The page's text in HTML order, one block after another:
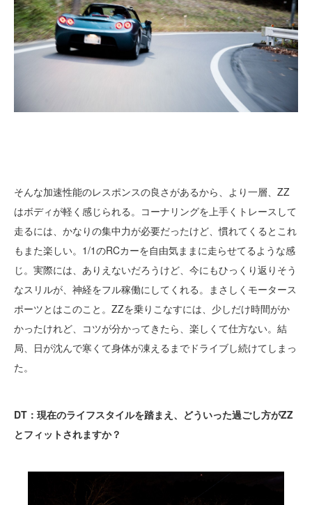
そんな加速性能のレスポンスの良さがあるから、より一層、ZZ
はボディが軽く感じられる。コーナリングを上手くトレースして
走るには、かなりの集中力が必要だったけど、慣れてくるとこれ
もまた楽しい。1/1のRCカーを自由気ままに走らせてるような感
じ。実際には、ありえないだろうけど、今にもひっくり返りそう
なスリルが、神経をフル稼働にしてくれる。まさしくモータース
ポーツとはこのこと。ZZを乗りこなすには、少しだけ時間がか
かったけれど、コツが分かってきたら、楽しくて仕方ない。結
局、日が沈んで寒くて身体が凍えるまでドライブし続けてしまっ
た。
DT：現在のライフスタイルを踏まえ、どういった過ごし方がZZ
とフィットされますか？